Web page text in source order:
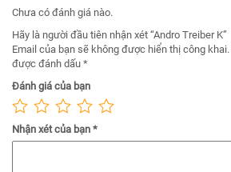
Chưa có đánh giá nào.
Hãy là người đầu tiên nhận xét “Andro Treiber K”
Email của bạn sẽ không được hiển thị công khai.
được đánh dấu *
Đánh giá của bạn
Nhận xét của bạn *